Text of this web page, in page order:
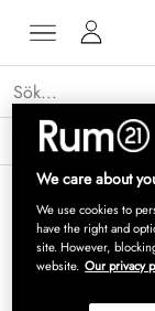
Få 15 % rabatt på
We care about
We use cookies to
have the right and
site. However,
website. Our privacy